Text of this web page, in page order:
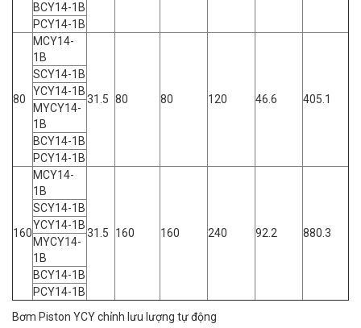
BCY14-1B
PCY14-1B
80
MCY14-
1B
31.5 80 80 120 46.6 405.1
SCY14-1B
YCY14-1B
MYCY14-
1B
BCY14-1B
PCY14-1B
160
MCY14-
1B
31.5 160 160 240 92.2 880.3
SCY14-1B
YCY14-1B
MYCY14-
1B
BCY14-1B
PCY14-1B
Bơm Piston YCY chỉnh lưu lượng tự động